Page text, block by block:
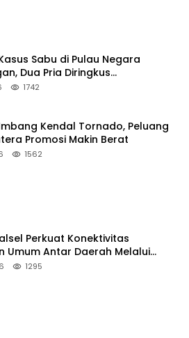
Sabu di Pulau Negara
Dua Pria Diringkus
HSS
1742
Kendal Tornado, Peluang
Promosi Makin Berat
1562
Perkuat Konektivitas
Umum Antar Daerah Melalui
1295